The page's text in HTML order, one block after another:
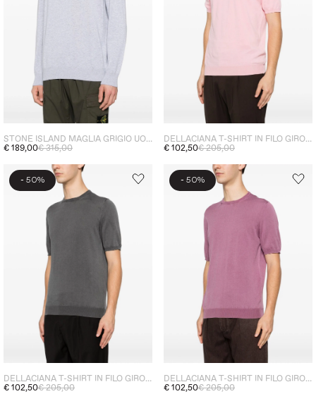
STONE ISLAND MAGLIA GRIGIO UOMO SCOLLO TONDO
€ 189,00€ 315,00
DELLACIANA T-SHIRT IN FILO GIROCOLLO UOMO ROSA
€ 102,50€ 205,00
- 50%
DELLACIANA T-SHIRT IN FILO GIROCOLLO UOMO NERO
€ 102,50€ 205,00
- 50%
DELLACIANA T-SHIRT IN FILO GIROCOLLO UOMO VIOLA
€ 102,50€ 205,00